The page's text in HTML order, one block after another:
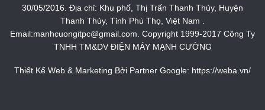
30/05/2016. Địa chỉ: Khu phố, Thị Trấn Thanh Thủy, Huyện
Thanh Thủy, Tỉnh Phú Thọ, Việt Nam .
Email:manhcuongitpc@gmail.com. Copyright 1999-2017 Công Ty
TNHH TM&DV ĐIỆN MÁY MẠNH CƯỜNG
Thiết Kế Web & Marketing Bởi Partner Google: https://weba.vn/